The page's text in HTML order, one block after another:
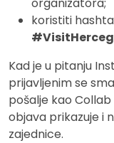
koristiti
Kad je u pitanju
prijavljenim se
pošalje kao
objava prikazuje i
zajednice.